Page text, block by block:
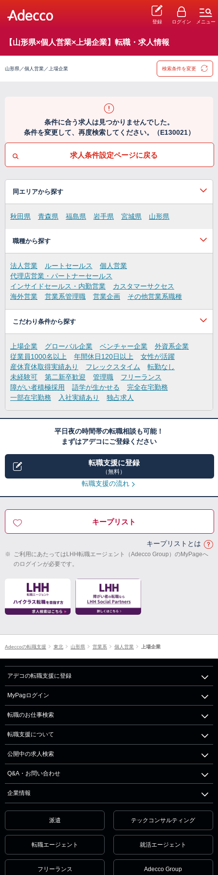
登録 ログイン メニュー
【山形県×個人営業×上場企業】転職・求人情報
山形県／個人営業／上場企業 検索条件を変更
条件に合う求人は見つかりませんでした。
条件を変更して、再度検索してください。（E130021）
求人条件設定ページに戻る
同エリアから探す
秋田県 青森県 福島県 岩手県 宮城県 山形県
職種から探す
法人営業 ルートセールス
個人営業
代理店営業・パートナーセールス
インサイドセールス・内勤営業
カスタマーサクセス
海外営業
営業系管理職 営業企画 その他営業系職種
こだわり条件から探す
上場企業 グローバル企業 ベンチャー企業
外資系企業
従業員1000名以上
年間休日120日以上
女性が活躍
産休育休取得実績あり
フレックスタイム
転勤なし
未経験可
第二新卒歓迎 管理職
フリーランス
障がい者積極採用
語学が生かせる
完全在宅勤務
一部在宅勤務
入社実績あり 独占求人
平日夜の時間帯の転職相談も可能！
まずはアデコにご登録ください
転職支援に登録
（無料）
転職支援の流れ
キープリスト
キープリストとは
※ ご利用にあたってはLHH転職エージェント（Adecco Group）のMyPageへ
のログインが必要です。
Adeccoの転職支援 東北 山形県 営業系 個人営業 上場企業
アデコの転職支援に登録
MyPagログイン
転職のお仕事検索
転職支援について
公開中の求人検索
Q&A・お問い合わせ
企業情報
派遣 テックコンサルティング
転職エージェント 就活エージェント
フリーランス Adecco Group